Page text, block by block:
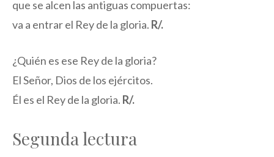
que se alcen las antiguas compuertas:
va a entrar el Rey de la gloria. R/.
¿Quién es ese Rey de la gloria?
El Señor, Dios de los ejércitos.
Él es el Rey de la gloria. R/.
Segunda lectura